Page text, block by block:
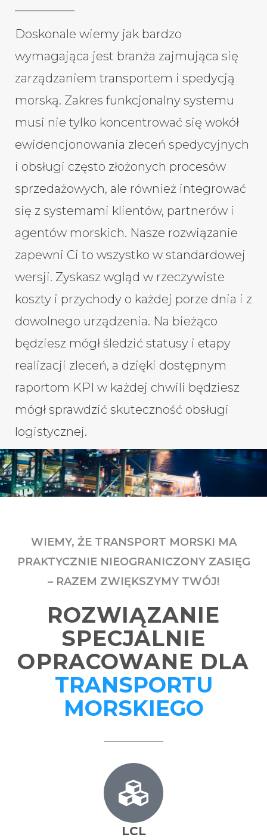
Doskonale wiemy jak bardzo
wymagająca jest branża zajmująca się
zarządzaniem transportem i spedycją
morską. Zakres funkcjonalny systemu
musi nie tylko koncentrować się wokół
ewidencjonowania zleceń spedycyjnych
i obsługi często złożonych procesów
sprzedażowych, ale również integrować
się z systemami klientów, partnerów i
agentów morskich. Nasze rozwiązanie
zapewni Ci to wszystko w standardowej
wersji. Zyskasz wgląd w rzeczywiste
koszty i przychody o każdej porze dnia i z
dowolnego urządzenia. Na bieżąco
będziesz mógł śledzić statusy i etapy
realizacji zleceń, a dzięki dostępnym
raportom KPI w każdej chwili będziesz
mógł sprawdzić skuteczność obsługi
logistycznej.
WIEMY, ŻE TRANSPORT MORSKI MA
PRAKTYCZNIE NIEOGRANICZONY ZASIĘG
– RAZEM ZWIĘKSZYMY TWÓJ!
ROZWIĄZANIE
SPECJALNIE
OPRACOWANE DLA
TRANSPORTU
MORSKIEGO
LCL